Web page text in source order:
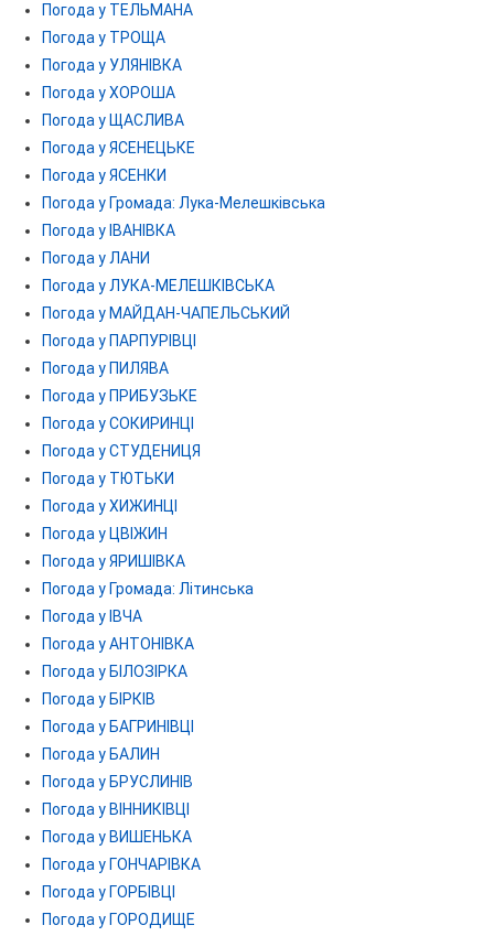
Погода у ТЕЛЬМАНА
Погода у ТРОЩА
Погода у УЛЯНІВКА
Погода у ХОРОША
Погода у ЩАСЛИВА
Погода у ЯСЕНЕЦЬКЕ
Погода у ЯСЕНКИ
Погода у Громада: Лука-Мелешківська
Погода у ІВАНІВКА
Погода у ЛАНИ
Погода у ЛУКА-МЕЛЕШКІВСЬКА
Погода у МАЙДАН-ЧАПЕЛЬСЬКИЙ
Погода у ПАРПУРІВЦІ
Погода у ПИЛЯВА
Погода у ПРИБУЗЬКЕ
Погода у СОКИРИНЦІ
Погода у СТУДЕНИЦЯ
Погода у ТЮТЬКИ
Погода у ХИЖИНЦІ
Погода у ЦВІЖИН
Погода у ЯРИШІВКА
Погода у Громада: Літинська
Погода у ІВЧА
Погода у АНТОНІВКА
Погода у БІЛОЗІРКА
Погода у БІРКІВ
Погода у БАГРИНІВЦІ
Погода у БАЛИН
Погода у БРУСЛИНІВ
Погода у ВІННИКІВЦІ
Погода у ВИШЕНЬКА
Погода у ГОНЧАРІВКА
Погода у ГОРБІВЦІ
Погода у ГОРОДИЩЕ